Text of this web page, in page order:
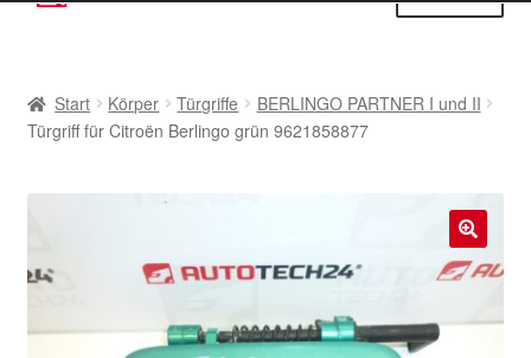
Navigation
Inhalt
AGB
Start Körper Türgriffe
BERLINGO PARTNER I und II
Türgriff für Citroën Berlingo grün 9621858877
🔍